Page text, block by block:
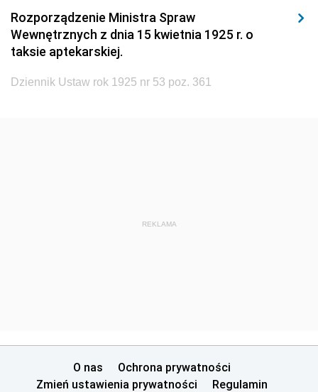
Rozporządzenie Ministra Spraw
Wewnętrznych z dnia 15 kwietnia 1925 r. o
taksie aptekarskiej.
Dziennik Ustaw rok 1925 nr 53 poz. 361
REKLAMA
O nas
Ochrona prywatności
Zmień ustawienia prywatności
Regulamin